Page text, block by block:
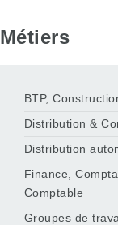
Métiers
BTP,
Distribution &
Distribution
Finance,
Comptable
Groupes de